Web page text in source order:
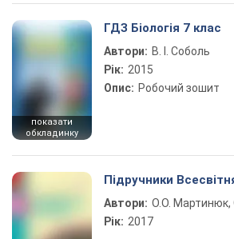
показати
обкладинку
ГДЗ Біологія 7 клас
Автори: В. І. Соболь
Рік: 2015
Опис: Робочий зошит
Підручники
Автори: О.О. Мартинюк,
Рік: 2017